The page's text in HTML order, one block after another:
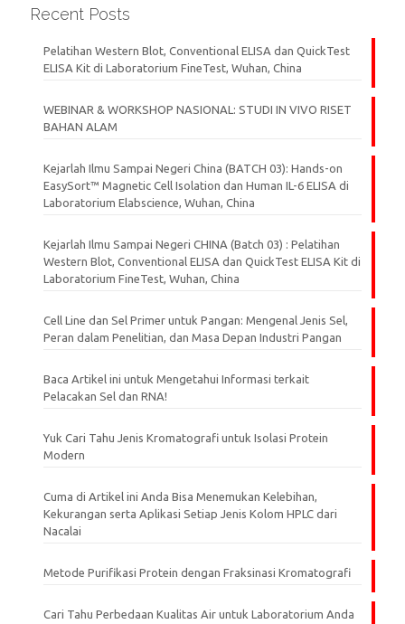
Recent Posts
Pelatihan Western Blot, Conventional ELISA dan QuickTest
ELISA Kit di Laboratorium FineTest, Wuhan, China
WEBINAR & WORKSHOP NASIONAL: STUDI IN VIVO RISET
BAHAN ALAM
Kejarlah Ilmu Sampai Negeri China (BATCH 03): Hands-on
EasySort™ Magnetic Cell Isolation dan Human IL-6 ELISA di
Laboratorium Elabscience, Wuhan, China
Kejarlah Ilmu Sampai Negeri CHINA (Batch 03) : Pelatihan
Western Blot, Conventional ELISA dan QuickTest ELISA Kit di
Laboratorium FineTest, Wuhan, China
Cell Line dan Sel Primer untuk Pangan: Mengenal Jenis Sel,
Peran dalam Penelitian, dan Masa Depan Industri Pangan
Baca Artikel ini untuk Mengetahui Informasi terkait
Pelacakan Sel dan RNA!
Yuk Cari Tahu Jenis Kromatografi untuk Isolasi Protein
Modern
Cuma di Artikel ini Anda Bisa Menemukan Kelebihan,
Kekurangan serta Aplikasi Setiap Jenis Kolom HPLC dari
Nacalai
Metode Purifikasi Protein dengan Fraksinasi Kromatografi
Cari Tahu Perbedaan Kualitas Air untuk Laboratorium Anda